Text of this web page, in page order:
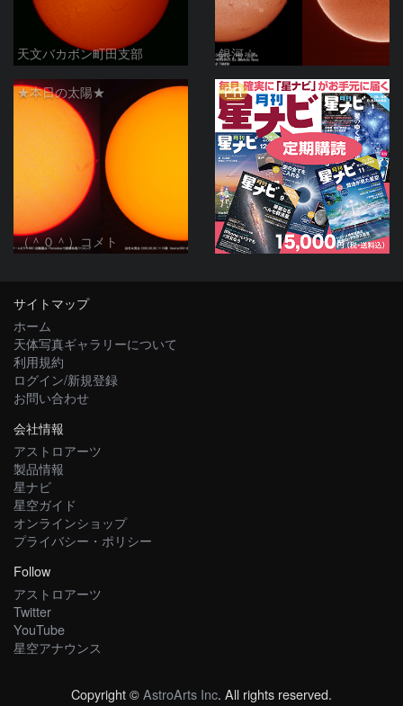
天文バカボン町田支部 銀河☆
★本日の太陽★
（＾０＾）コメト
PR
サイトマップ
ホーム
天体写真ギャラリーについて
利用規約
ログイン/新規登録
お問い合わせ
会社情報
アストロアーツ
製品情報
星ナビ
星空ガイド
オンラインショップ
プライバシー・ポリシー
Follow
アストロアーツ
Twitter
YouTube
星空アナウンス
Copyright ©AstroArts Inc. All rights reserved.